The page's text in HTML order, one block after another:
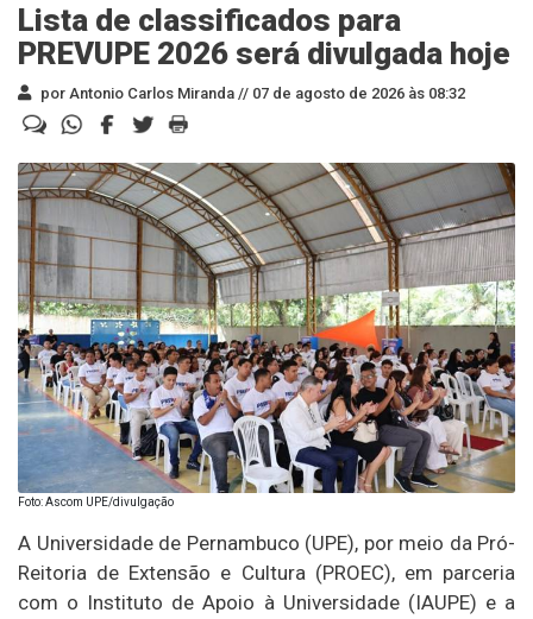
Lista de classificados para
PREVUPE 2026 será divulgada hoje
por Antonio Carlos Miranda // 07 de agosto de 2026 às 08:32
Foto: Ascom UPE/divulgação
A Universidade de Pernambuco (UPE), por meio da Pró-
Reitoria de Extensão e Cultura (PROEC), em parceria
com o Instituto de Apoio à Universidade (IAUPE) e a